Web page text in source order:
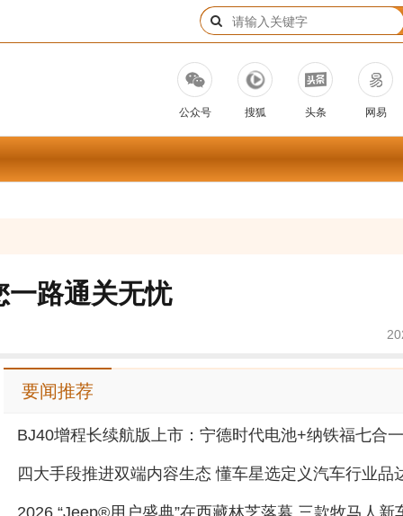
公众号 搜狐 头条 网易
一路通关无忧
要闻推荐